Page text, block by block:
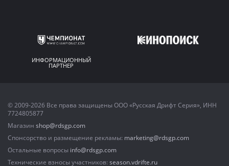
ИНФОРМАЦИОННЫЙ
ПАРТНЕР
© 2009-2026 Все права защищены ООО «Русская Дрифт Серия», ИНН
7724805877
Магазин shop@rdsgp.com
Спонсорство и размещение рекламы: marketing@rdsgp.com
Остальные вопросы info@rdsgp.com
Технические взносы участников: season.vdrifte.ru